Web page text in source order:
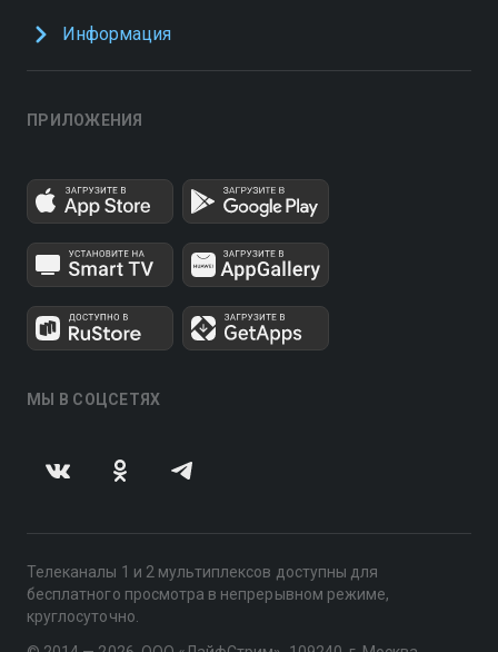
Информация
ПРИЛОЖЕНИЯ
МЫ В СОЦСЕТЯХ
Телеканалы 1 и 2 мультиплексов доступны для
бесплатного просмотра в непрерывном режиме,
круглосуточно.